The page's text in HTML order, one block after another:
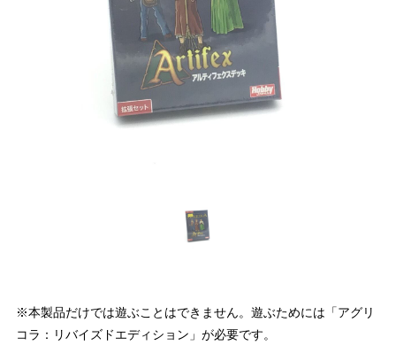
※本製品だけでは遊ぶことはできません。遊ぶためには「アグリ
コラ：リバイズドエディション」が必要です。